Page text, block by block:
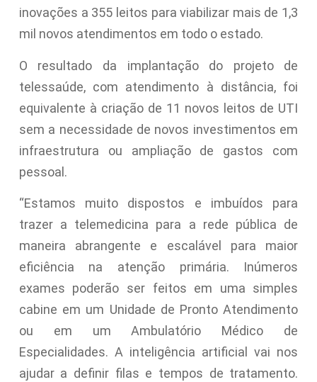
inovações a 355 leitos para viabilizar mais de 1,3
mil novos atendimentos em todo o estado.
O resultado da implantação do projeto de
telessaúde, com atendimento à distância, foi
equivalente à criação de 11 novos leitos de UTI
sem a necessidade de novos investimentos em
infraestrutura ou ampliação de gastos com
pessoal.
“Estamos muito dispostos e imbuídos para
trazer a telemedicina para a rede pública de
maneira abrangente e escalável para maior
eficiência na atenção primária. Inúmeros
exames poderão ser feitos em uma simples
cabine em um Unidade de Pronto Atendimento
ou em um Ambulatório Médico de
Especialidades. A inteligência artificial vai nos
ajudar a definir filas e tempos de tratamento.